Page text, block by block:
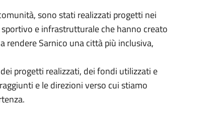
sono stati realizzati progetti nei
e infrastrutturale che hanno creato
Sarnico una città più inclusiva,
progetti realizzati, dei fondi utilizzati e
e le direzioni verso cui stiamo